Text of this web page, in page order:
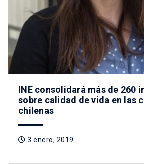
INE consolidará más de 260
sobre calidad de vida en las
chilenas
3 enero, 2019